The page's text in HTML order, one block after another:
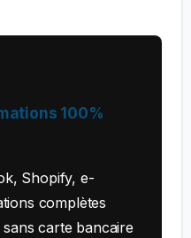
100%
Shopify, e-
complètes
carte bancaire